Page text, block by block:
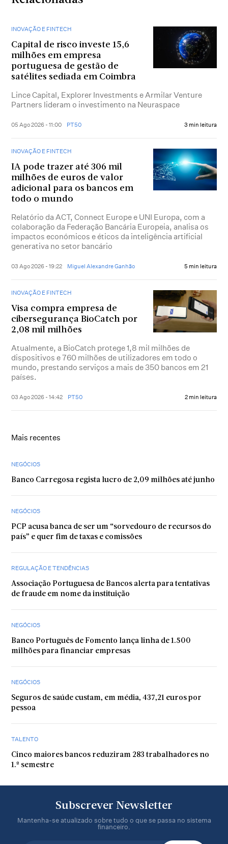
INOVAÇÃO E FINTECH
Capital de risco investe 15,6
milhões em empresa
portuguesa de gestão de
satélites sediada em Coimbra
Lince Capital, Explorer Investments e Armilar Venture
Partners lideram o investimento na Neuraspace
05 Ago 2026 - 11:00 PT50 3 min leitura
INOVAÇÃO E FINTECH
IA pode trazer até 306 mil
milhões de euros de valor
adicional para os bancos em
todo o mundo
Relatório da ACT, Connect Europe e UNI Europa, com a
colaboração da Federação Bancária Europeia, analisa os
impactos económicos e éticos da inteligência artificial
generativa no setor bancário
03 Ago 2026 - 19:22 Miguel Alexandre Ganhão 5 min leitura
INOVAÇÃO E FINTECH
Visa compra empresa de
cibersegurança BioCatch por
2,08 mil milhões
Atualmente, a BioCatch protege 1,8 mil milhões de
dispositivos e 760 milhões de utilizadores em todo o
mundo, prestando serviços a mais de 350 bancos em 21
países.
03 Ago 2026 - 14:42 PT50 2 min leitura
Mais recentes
NEGÓCIOS
Banco Carregosa regista lucro de 2,09 milhões até junho
NEGÓCIOS
PCP acusa banca de ser um “sorvedouro de recursos do
país” e quer fim de taxas e comissões
REGULAÇÃO E TENDÊNCIAS
Associação Portuguesa de Bancos alerta para tentativas
de fraude em nome da instituição
NEGÓCIOS
Banco Português de Fomento lança linha de 1.500
milhões para financiar empresas
NEGÓCIOS
Seguros de saúde custam, em média, 437,21 euros por
pessoa
TALENTO
Cinco maiores bancos reduziram 283 trabalhadores no
1.º semestre
Subscrever Newsletter
Mantenha-se atualizado sobre tudo o que se passa no sistema
financeiro.